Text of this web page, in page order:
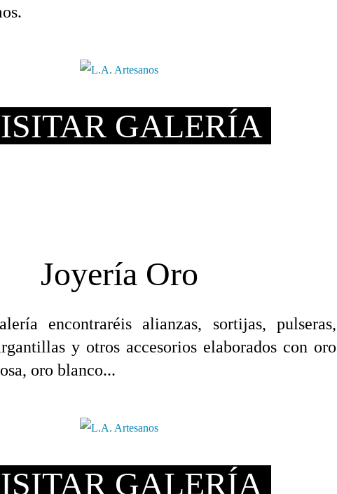
GALERÍA
Joyería Oro
encontraréis alianzas, sortijas, pulseras,
y otros accesorios elaborados con oro
oro blanco...
GALERÍA